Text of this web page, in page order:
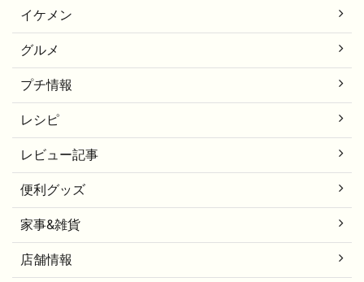
イケメン
グルメ
プチ情報
レシピ
レビュー記事
便利グッズ
家事&雑貨
店舗情報